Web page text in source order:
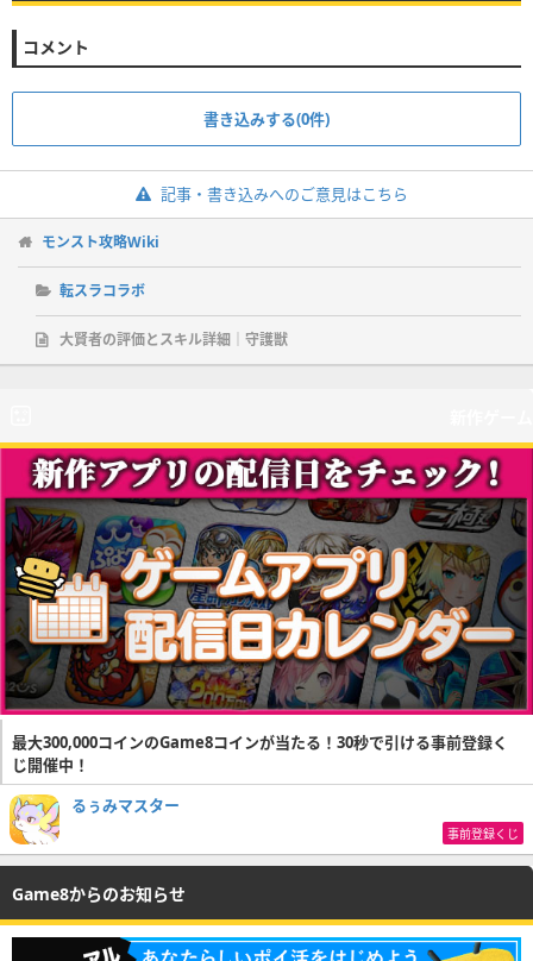
コメント
書き込みする(0件)
記事・書き込みへのご意見はこちら
モンスト攻略Wiki
転スラコラボ
大賢者の評価とスキル詳細｜守護獣
最大300,000コインのGame8コインが当たる！30秒で引ける事前登録く
じ開催中！
るぅみマスター
事前登録くじ
Game8からのお知らせ